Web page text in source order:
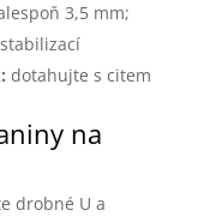
3,5 mm;
dotahujte s citem
na
drobné U a